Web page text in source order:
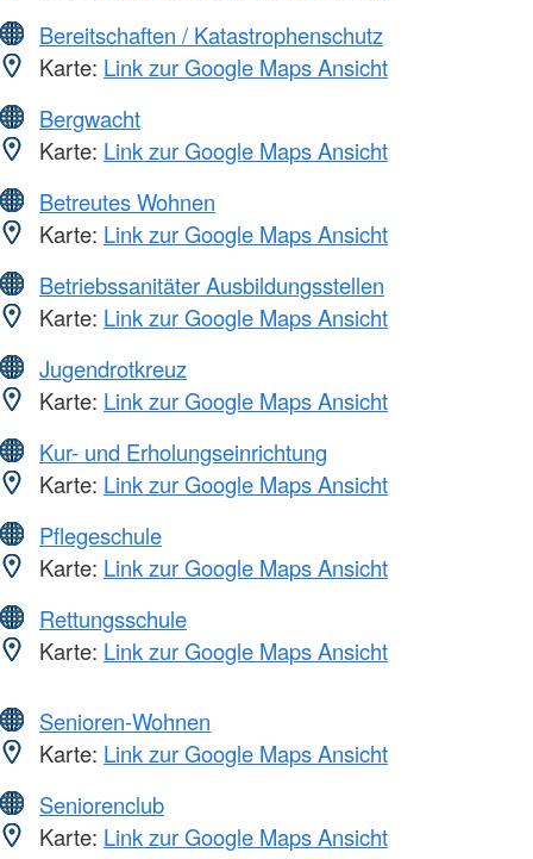
Bereitschaften / Katastrophenschutz
Karte: Link zur Google Maps Ansicht
Bergwacht
Karte: Link zur Google Maps Ansicht
Betreutes Wohnen
Karte: Link zur Google Maps Ansicht
Betriebssanitäter Ausbildungsstellen
Karte: Link zur Google Maps Ansicht
Jugendrotkreuz
Karte: Link zur Google Maps Ansicht
Kur- und Erholungseinrichtung
Karte: Link zur Google Maps Ansicht
Pflegeschule
Karte: Link zur Google Maps Ansicht
Rettungsschule
Karte: Link zur Google Maps Ansicht
Senioren-Wohnen
Karte: Link zur Google Maps Ansicht
Seniorenclub
Karte: Link zur Google Maps Ansicht